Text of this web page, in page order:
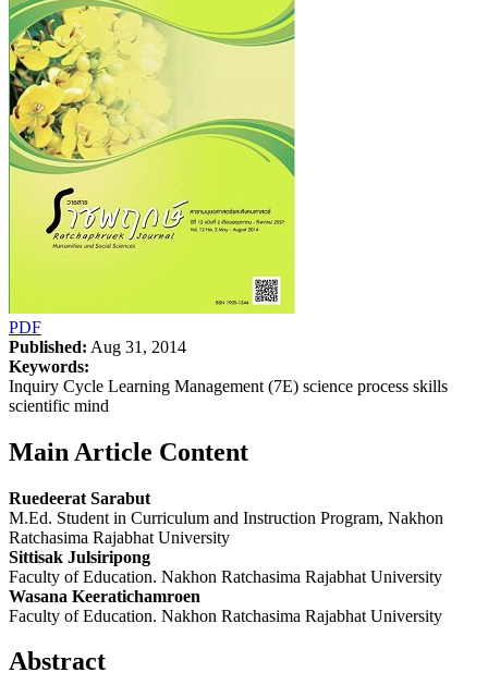
PDF
Published: Aug 31, 2014
Keywords:
Inquiry Cycle Learning Management (7E) science process skills
scientific mind
Main Article Content
Ruedeerat Sarabut
M.Ed. Student in Curriculum and Instruction Program, Nakhon
Ratchasima Rajabhat University
Sittisak Julsiripong
Faculty of Education. Nakhon Ratchasima Rajabhat University
Wasana Keeratichamroen
Faculty of Education. Nakhon Ratchasima Rajabhat University
Abstract